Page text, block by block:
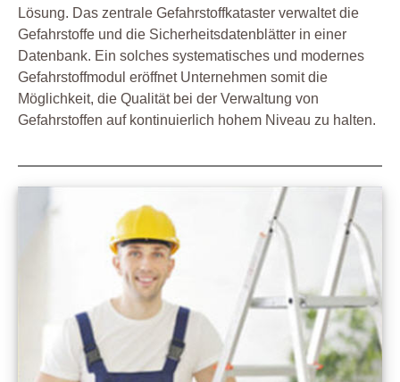
Lösung. Das zentrale Gefahrstoffkataster verwaltet die
Gefahrstoffe und die Sicherheitsdatenblätter in einer
Datenbank. Ein solches systematisches und modernes
Gefahrstoffmodul eröffnet Unternehmen somit die
Möglichkeit, die Qualität bei der Verwaltung von
Gefahrstoffen auf kontinuierlich hohem Niveau zu halten.